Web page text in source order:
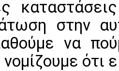
στην
να
ότι